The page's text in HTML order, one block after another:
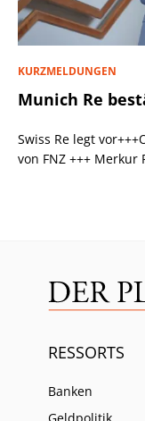
KURZMELDUNGEN
Munich Re
Swiss Re legt
von FNZ +++
RESSORTS
Banken